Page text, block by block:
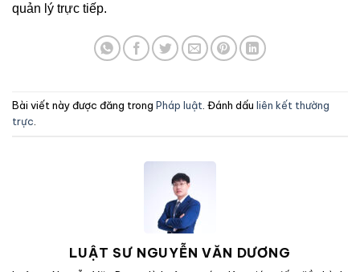
quản lý trực tiếp.
Bài viết này được đăng trong Pháp luật . Đánh dấu liên kết thường
trực
LUẬT SƯ NGUYỄN VĂN DƯƠNG